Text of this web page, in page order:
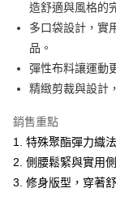
悠遊付
Google Pay
ATM付款
全家取貨付款
每筆NT$60，滿
付款後全家取貨
造舒適與風格的
多口袋設計，實
品。
彈性布料讓運動
精緻剪裁與設計
銷售重點
1. 特殊聚酯彈力織
2. 側腰鬆緊與實用
3. 修身版型，穿著舒